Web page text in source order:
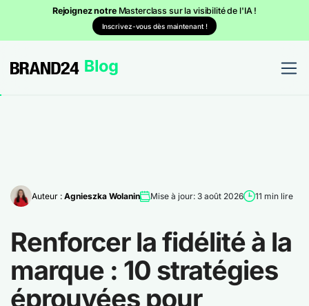
Rejoignez notre Masterclass sur la visibilité de l'IA !
Inscrivez-vous dès maintenant !
Auteur : Agnieszka Wolanin Mise à jour: 3 août 2026 11 min lire
Renforcer la fidélité à la
marque : 10 stratégies
éprouvées pour